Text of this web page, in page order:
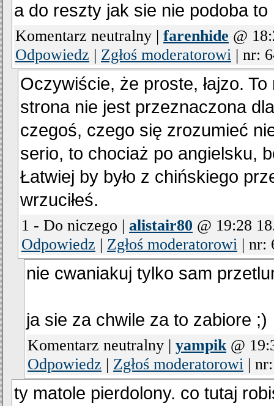
a do reszty jak sie nie podoba
Komentarz neutralny | farenhide @
Odpowiedz | Zgłoś moderatorowi | nr:
Oczywiście, że proste, łajzo.
strona nie jest przeznaczona
czegoś, czego się zrozumieć
serio, to chociaż po angielsku,
Łatwiej by było z chińskiego
wrzuciłeś.
1 - Do niczego | alistair80 @ 19:28
Odpowiedz | Zgłoś moderatorowi | nr:
nie cwaniakuj tylko sam
ja sie za chwile za to zabiore ;)
Komentarz neutralny | yampik@
Odpowiedz | Zgłoś moderatorowi |
ty matole pierdolony. co tutaj